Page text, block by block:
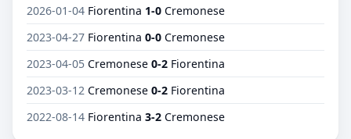
2026-01-04 Fiorentina 1-0 Cremonese
2023-04-27 Fiorentina 0-0 Cremonese
2023-04-05 Cremonese 0-2 Fiorentina
2023-03-12 Cremonese 0-2 Fiorentina
2022-08-14 Fiorentina 3-2 Cremonese